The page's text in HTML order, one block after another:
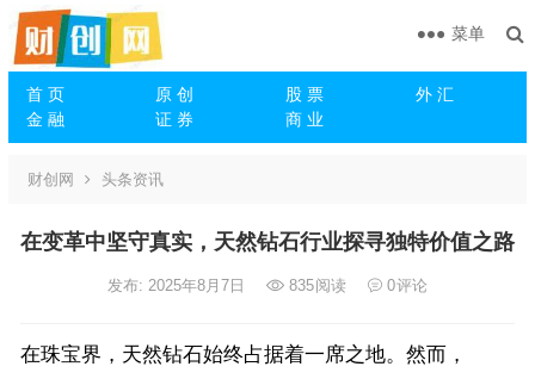
首 页 原 创 股 票
外 汇
金 融
证 券 商 业
菜单
财创网 头条资讯
在变革中坚守真实，天然钻石行业探寻独特价值之路
发布: 2025年8月7日 835阅读 0评论
在珠宝界，天然钻石始终占据着一席之地。然而，